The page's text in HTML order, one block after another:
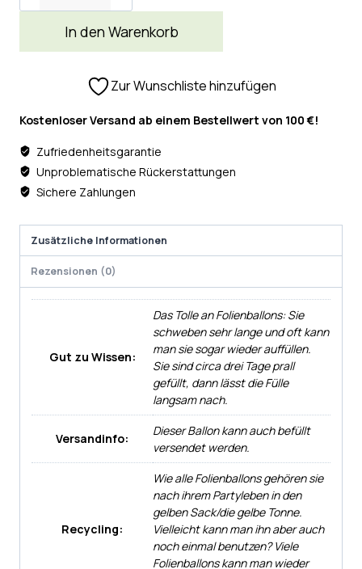
In den Warenkorb
Zur Wunschliste hinzufügen
Kostenloser Versand ab einem Bestellwert von 100 €!
Zufriedenheitsgarantie
Unproblematische Rückerstattungen
Sichere Zahlungen
Zusätzliche Informationen
Rezensionen (0)
Gut zu Wissen:
Das Tolle an Folienballons: Sie
schweben sehr lange und oft kann
man sie sogar wieder auffüllen.
Sie sind circa drei Tage prall
gefüllt, dann lässt die Fülle
langsam nach.
Versandinfo:
Dieser Ballon kann auch befüllt
versendet werden.
Recycling:
Wie alle Folienballons gehören sie
nach ihrem Partyleben in den
gelben Sack/die gelbe Tonne.
Vielleicht kann man ihn aber auch
noch einmal benutzen? Viele
Folienballons kann man wieder